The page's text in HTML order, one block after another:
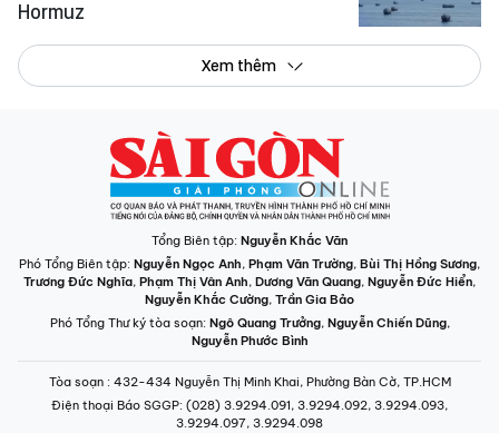
Hormuz
Xem thêm
Tổng Biên tập: Nguyễn Khắc Văn
Phó Tổng Biên tập: Nguyễn Ngọc Anh, Phạm Văn Trường, Bùi Thị Hồng Sương,
Trương Đức Nghĩa, Phạm Thị Vân Anh, Dương Văn Quang, Nguyễn Đức Hiển,
Nguyễn Khắc Cường, Trần Gia Bảo
Phó Tổng Thư ký tòa soạn: Ngô Quang Trưởng, Nguyễn Chiến Dũng,
Nguyễn Phước Bình
Tòa soạn : 432-434 Nguyễn Thị Minh Khai, Phường Bàn Cờ, TP.HCM
Điện thoại Báo SGGP: (028) 3.9294.091, 3.9294.092, 3.9294.093,
3.9294.097, 3.9294.098